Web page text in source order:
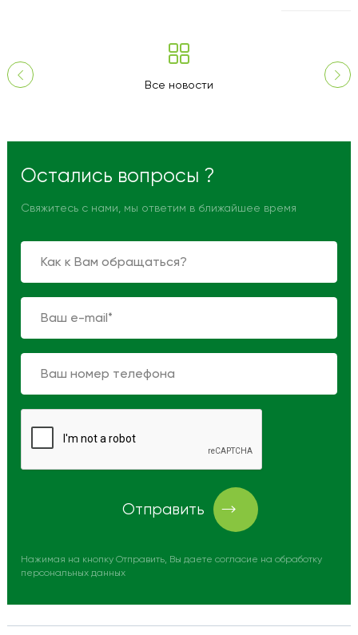
Все новости
Остались вопросы ?
Свяжитесь с нами, мы ответим в ближайшее время
Отправить
Нажимая на кнопку Отправить, Вы даете согласие на обработку
персональных данных